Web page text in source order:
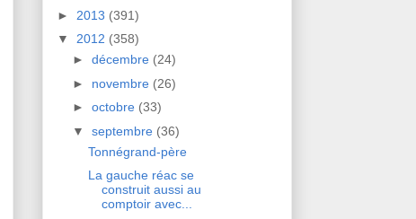
► 2013 (391)
▼ 2012 (358)
► décembre (24)
► novembre (26)
► octobre (33)
▼ septembre (36)
Tonnégrand-père
La gauche réac se
construit aussi au
comptoir avec...